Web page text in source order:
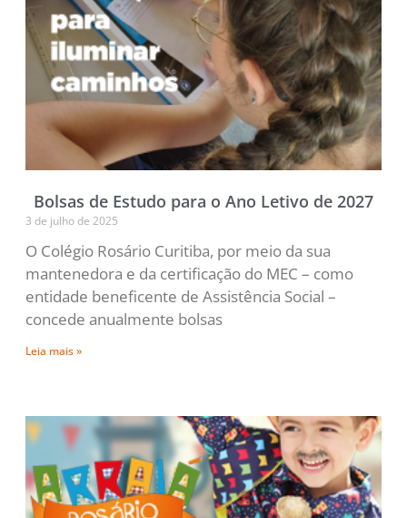
Bolsas de Estudo para o Ano Letivo de 2027
3 de julho de 2025
O Colégio Rosário Curitiba, por meio da sua
mantenedora e da certificação do MEC – como
entidade beneficente de Assistência Social –
concede anualmente bolsas
Leia mais »